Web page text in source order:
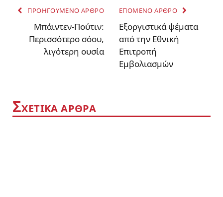
ΠΡΟΗΓΟΥΜΕΝΟ ΑΡΘΡΟ
Mπάιντεν-Πούτιν:
Περισσότερο σόου,
λιγότερη ουσία
ΕΠΟΜΕΝΟ ΑΡΘΡΟ
Εξοργιστικά ψέματα
από την Εθνική
Επιτροπή
Εμβολιασμών
ΣΧΕΤΙΚΑ ΑΡΘΡΑ